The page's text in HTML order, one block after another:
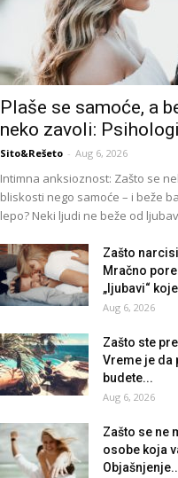
Plaše se samoće, a
neko zavoli:
Sito&Rešeto - Aug 6, 2026
Intimna anksioznost: Zašto se
bliskosti nego samoće – i beže
lepo? Neki ljudi ne beže od
Zašto
Mračno
„ljubavi“
Aug 6, 2026
Zašto ste
Vreme je da
budete...
Aug 6, 2026
Zašto se ne
osobe koja